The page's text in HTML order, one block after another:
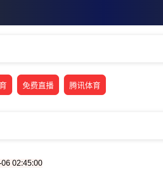
免费直播 腾讯体育
02:45:00